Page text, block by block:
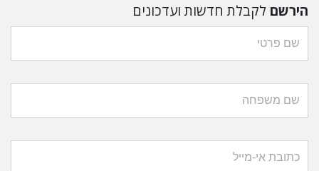
הירשם לקבלת חדשות ועדכונים